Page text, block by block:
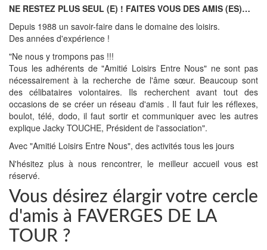
NE RESTEZ PLUS SEUL (E) ! FAITES VOUS DES AMIS (ES)…
Depuis 1988 un savoir-faire dans le domaine des loisirs.
Des années d'expérience !
"Ne nous y trompons pas !!!
Tous les adhérents de "Amitié Loisirs Entre Nous" ne sont pas
nécessairement à la recherche de l'âme sœur. Beaucoup sont
des célibataires volontaires. Ils recherchent avant tout des
occasions de se créer un réseau d'amis . Il faut fuir les réflexes,
boulot, télé, dodo, il faut sortir et communiquer avec les autres
explique Jacky TOUCHE, Président de l'association".
Avec "Amitié Loisirs Entre Nous", des activités tous les jours
N'hésitez plus à nous rencontrer, le meilleur accueil vous est
réservé.
Vous désirez élargir votre cercle
d'amis à FAVERGES DE LA
TOUR ?